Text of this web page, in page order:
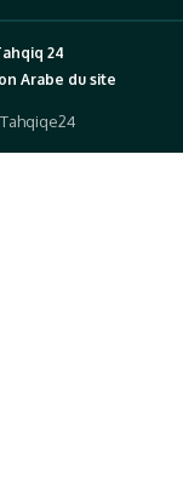
24
Arabe du site